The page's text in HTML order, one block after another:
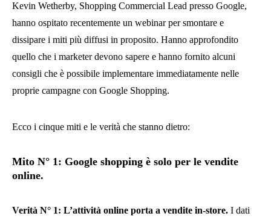
Kevin Wetherby, Shopping Commercial Lead presso Google,
hanno ospitato recentemente un webinar per smontare e
dissipare i miti più diffusi in proposito. Hanno approfondito
quello che i marketer devono sapere e hanno fornito alcuni
consigli che è possibile implementare immediatamente nelle
proprie campagne con Google Shopping.
Ecco i cinque miti e le verità che stanno dietro:
Mito N° 1: Google shopping è solo per le vendite
online.
Verità N° 1: L’attività online porta a vendite in-store. I dati